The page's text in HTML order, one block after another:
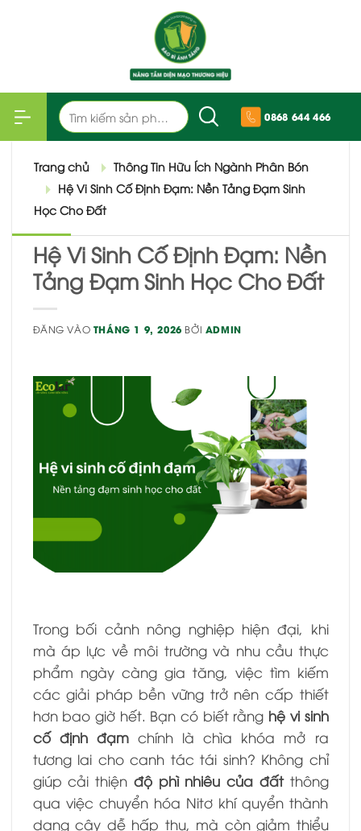
Tìm
kiếm:
0868 644 466
Trang chủ
Thông Tin Hữu Ích Ngành Phân Bón
Hệ Vi Sinh Cố Định Đạm: Nền Tảng Đạm Sinh
Học Cho Đất
Hệ Vi Sinh Cố Định Đạm: Nền
Tảng Đạm Sinh Học Cho Đất
ĐĂNG VÀO THÁNG 1 9, 2026 BỞI ADMIN
Trong bối cảnh nông nghiệp hiện đại, khi
mà áp lực về môi trường và nhu cầu thực
phẩm ngày càng gia tăng, việc tìm kiếm
các giải pháp bền vững trở nên cấp thiết
hơn bao giờ hết. Bạn có biết rằng hệ vi sinh
cố định đạmchính là chìa khóa mở ra
tương lai cho canh tác tái sinh? Không chỉ
giúp cải thiện độ phì nhiêu của đấtthông
qua việc chuyển hóa Nitơ khí quyển thành
dạng cây dễ hấp thụ, mà còn giảm thiểu